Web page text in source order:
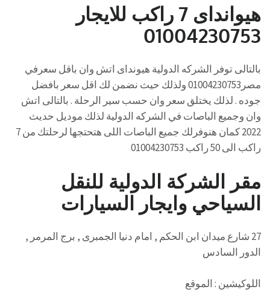
هيوانداى 7 راكب للايجار
01004230753
بالتالى توفر الشركه الدولية هيونداى اتش وان باقل سعرفي
مصر01004230753 ولذلك حيث نضمن لك اقل سعر بافضل
جوده . لذلك يختلق سعر وان حسب سير الرحلة . بالتالى اتش
وان وجميع الباصات في الشركه الدولية لذلك موديل حديث
2022 كمان هنوفرلك جميع الباصات اللى هتحتجها لرحلتك من 7
راكب الى 50 راكب 01004230753
مقر الشركة الدولية للنقل
السياحي وايجار السيارات
27 شارع ميدان ابن الحكم , امام دنيا الجمبرى , برج المرمر ,
الدور السادس
اللوكيشين : الموقع